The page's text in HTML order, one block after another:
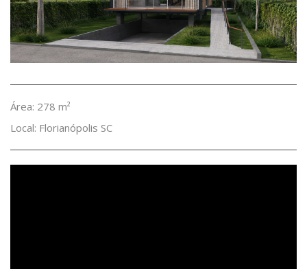
Área: 278 m²
Local: Florianópolis SC